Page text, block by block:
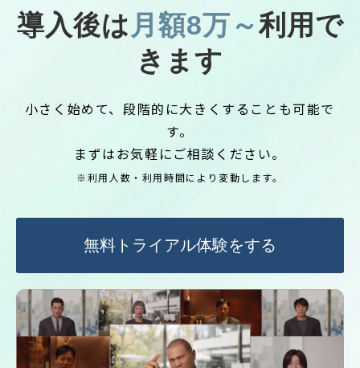
導入後は 月額8万～利用で
きます
小さく始めて、段階的に大きくすることも可能で
す。
まずはお気軽にご相談ください。
※利用人数・利用時間により変動します。
無料トライアル体験をする